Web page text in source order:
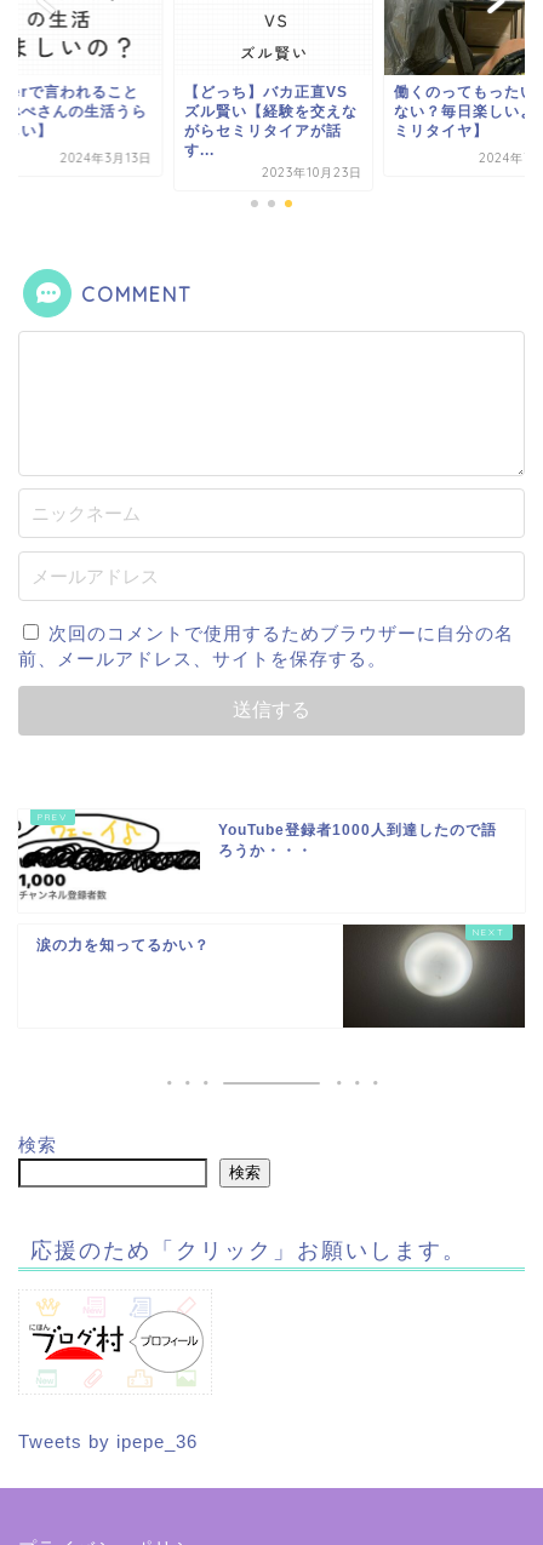
で言われること
ぺぺさんの生活うら
い】
2024年3月13日
【どっち】バカ正直VS
ズル賢い【経験を交えな
がらセミリタイアが話
す...
2023年10月23日
働くのってもったい
ない？毎日楽しいよ
ミリタイヤ】
2024年7
COMMENT
次回のコメントで使用するためブラウザーに自分の名
前、メールアドレス、サイトを保存する。
YouTube登録者1000人到達したので語
ろうか・・・
涙の力を知ってるかい？
検索
検索
応援のため「クリック」お願いします。
Tweets by ipepe_36